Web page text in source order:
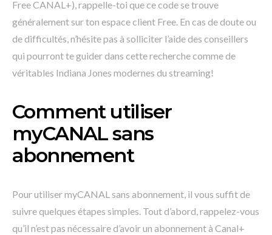
Free CANAL+), rappelle-toi que ce code se trouve
généralement sur ton espace client Free. En cas de doute ou
de difficultés, n’hésite pas à solliciter l’aide des conseillers
qui pourront te guider dans cette recherche comme de
véritables Indiana Jones modernes du streaming!
Comment utiliser
myCANAL sans
abonnement
Pour utiliser myCANAL sans abonnement, il vous suffit de
suivre quelques étapes simples. Tout d’abord, rappelez-vous
qu’il n’est pas nécessaire d’avoir un abonnement à Canal+